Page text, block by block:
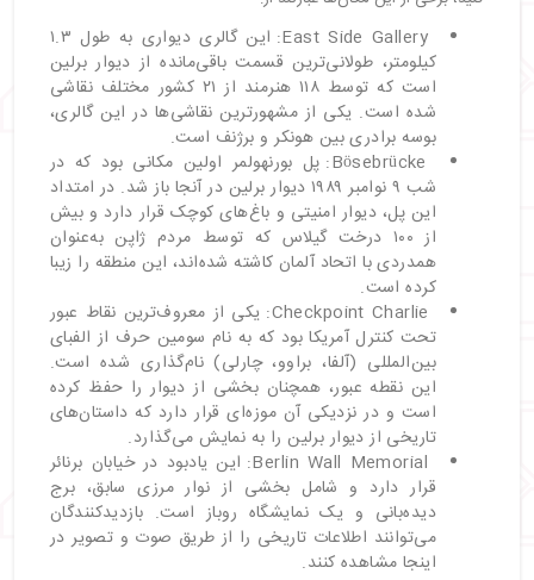
East Side Gallery: این گالری دیواری به طول ۱.۳
کیلومتر، طولانی‌ترین قسمت باقی‌مانده از دیوار برلین
است که توسط ۱۱۸ هنرمند از ۲۱ کشور مختلف نقاشی
شده است. یکی از مشهورترین نقاشی‌ها در این گالری،
بوسه برادری بین هونکر و برژنف است.
Bösebrücke: پل بورنهولمر اولین مکانی بود که در
شب ۹ نوامبر ۱۹۸۹ دیوار برلین در آنجا باز شد. در امتداد
این پل، دیوار امنیتی و باغ‌های کوچک قرار دارد و بیش
از ۱۰۰ درخت گیلاس که توسط مردم ژاپن به‌عنوان
همدردی با اتحاد آلمان کاشته شده‌اند، این منطقه را زیبا
کرده است.
Checkpoint Charlie: یکی از معروف‌ترین نقاط عبور
تحت کنترل آمریکا بود که به نام سومین حرف از الفبای
بین‌المللی (آلفا، براوو، چارلی) نام‌گذاری شده است.
این نقطه عبور، همچنان بخشی از دیوار را حفظ کرده
است و در نزدیکی آن موزه‌ای قرار دارد که داستان‌های
تاریخی از دیوار برلین را به نمایش می‌گذارد.
Berlin Wall Memorial: این یادبود در خیابان برنائر
قرار دارد و شامل بخشی از نوار مرزی سابق، برج
دیده‌بانی و یک نمایشگاه روباز است. بازدیدکنندگان
می‌توانند اطلاعات تاریخی را از طریق صوت و تصویر در
اینجا مشاهده کنند.